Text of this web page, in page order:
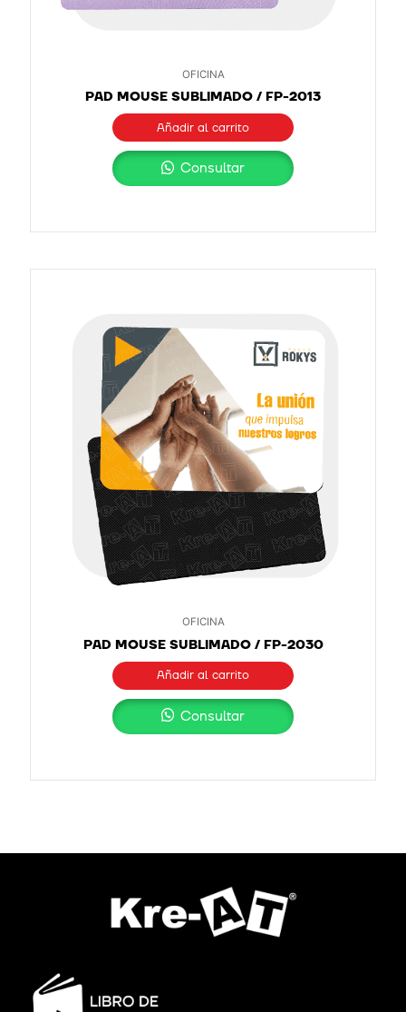
OFICINA
PAD MOUSE SUBLIMADO / FP-2013
Añadir al carrito
Consultar
OFICINA
PAD MOUSE SUBLIMADO / FP-2030
Añadir al carrito
Consultar